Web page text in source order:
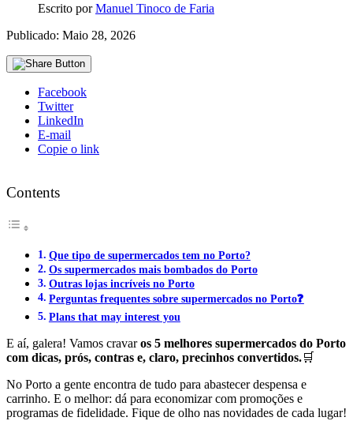
Escrito porManuel Tinoco de Faria
Publicado: Maio 28, 2026
Facebook
Twitter
LinkedIn
E-mail
Copie o link
Contents
Que tipo de supermercados tem no Porto?
Os supermercados mais bombados do Porto
Outras lojas incríveis no Porto
Perguntas frequentes sobre supermercados no Porto❓
Plans that may interest you
E aí, galera! Vamos cravaros 5 melhores supermercados do Porto
com dicas, prós, contras e, claro, precinhos convertidos.🛒
No Porto a gente encontra de tudo para abastecer despensa e
carrinho. E o melhor: dá para economizar com promoções e
programas de fidelidade. Fique de olho nas novidades de cada lugar!